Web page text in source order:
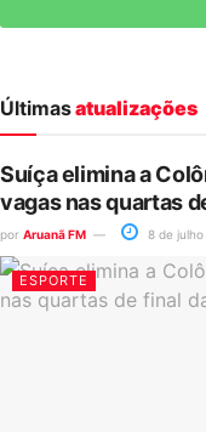
Últimasatualizações
Suíça elimina a
vagas nas quartas
por Aruanã FM 8 de
ESPORTE